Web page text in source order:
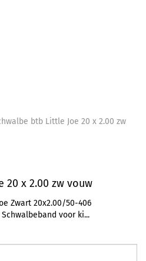
btb Little Joe 20 x 2.00 zw
20 x 2.00 zw vouw
Zwart 20x2.00/50-406
voor ki...